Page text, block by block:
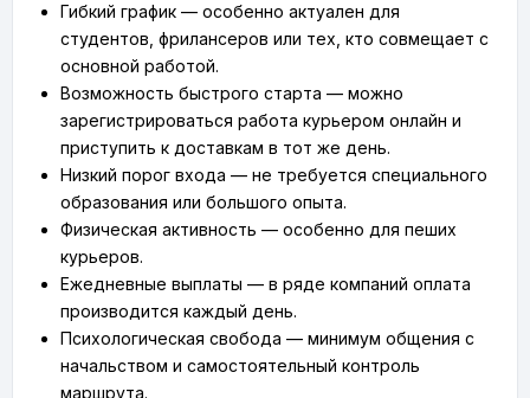
Гибкий график — особенно актуален для
студентов, фрилансеров или тех, кто совмещает с
основной работой.
Возможность быстрого старта — можно
зарегистрироваться работа курьером онлайн и
приступить к доставкам в тот же день.
Низкий порог входа — не требуется специального
образования или большого опыта.
Физическая активность — особенно для пеших
курьеров.
Ежедневные выплаты — в ряде компаний оплата
производится каждый день.
Психологическая свобода — минимум общения с
начальством и самостоятельный контроль
маршрута.